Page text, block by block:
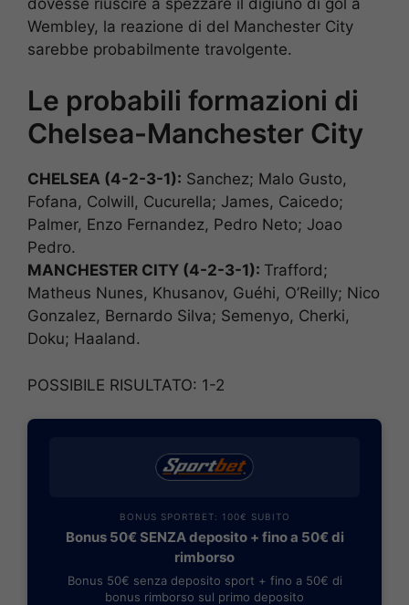
Wembley, la reazione di del Manchester City
sarebbe probabilmente travolgente.
Le probabili formazioni di
Chelsea-Manchester City
CHELSEA (4-2-3-1): Sanchez; Malo Gusto,
Fofana, Colwill, Cucurella; James, Caicedo;
Palmer, Enzo Fernandez, Pedro Neto; Joao
Pedro.
MANCHESTER CITY (4-2-3-1): Trafford;
Matheus Nunes, Khusanov, Guéhi, O’Reilly; Nico
Gonzalez, Bernardo Silva; Semenyo, Cherki,
Doku; Haaland.
POSSIBILE RISULTATO: 1-2
BONUS SPORTBET: 100€ SUBITO
Bonus 50€ SENZA deposito + fino a 50€ di
rimborso
Bonus 50€ senza deposito sport + fino a 50€ di
bonus rimborso sul primo deposito